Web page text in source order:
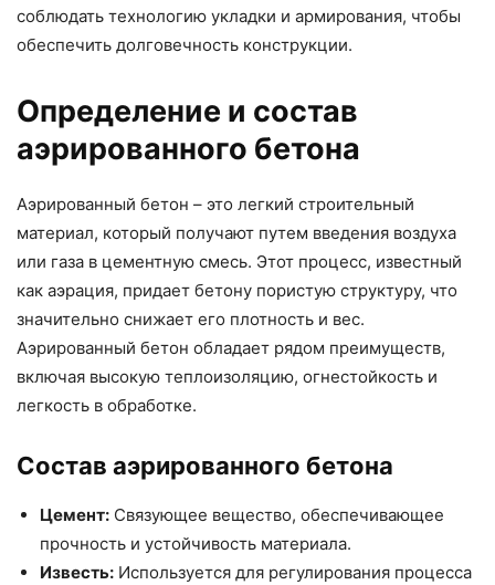
соблюдать технологию укладки и армирования, чтобы
обеспечить долговечность конструкции.
Определение и состав
аэрированного бетона
Аэрированный бетон – это легкий строительный
материал, который получают путем введения воздуха
или газа в цементную смесь. Этот процесс, известный
как аэрация, придает бетону пористую структуру, что
значительно снижает его плотность и вес.
Аэрированный бетон обладает рядом преимуществ,
включая высокую теплоизоляцию, огнестойкость и
легкость в обработке.
Состав аэрированного бетона
Цемент: Связующее вещество, обеспечивающее
прочность и устойчивость материала.
Известь: Используется для регулирования процесса